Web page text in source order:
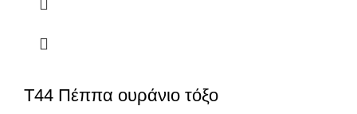
Τ44 Πέππα ουράνιο τόξο